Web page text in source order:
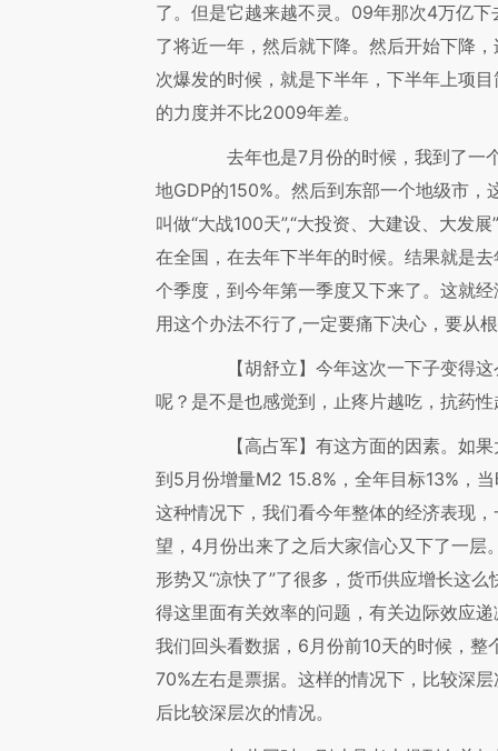
了。但是它越来越不灵。09年那次4万亿
了将近一年，然后就下降。然后开始下降
次爆发的时候，就是下半年，下半年上项
的力度并不比2009年差。
去年也是7月份的时候，我到了一
地GDP的150%。然后到东部一个地级市
叫做“大战100天”,“大投资、大建设、大发
在全国，在去年下半年的时候。结果就是
个季度，到今年第一季度又下来了。这就
用这个办法不行了,一定要痛下决心，要从
【胡舒立】 今年这次一下子变得
呢？是不是也感觉到，止疼片越吃，抗药
【高占军】 有这方面的因素。如
到5月份增量M2 15.8%，全年目标13%，
这种情况下，我们看今年整体的经济表现
望，4月份出来了之后大家信心又下了一
形势又“凉快了”了很多，货币供应增长这
得这里面有关效率的问题，有关边际效应
我们回头看数据，6月份前10天的时候，整
70%左右是票据。这样的情况下，比较深
后比较深层次的情况。